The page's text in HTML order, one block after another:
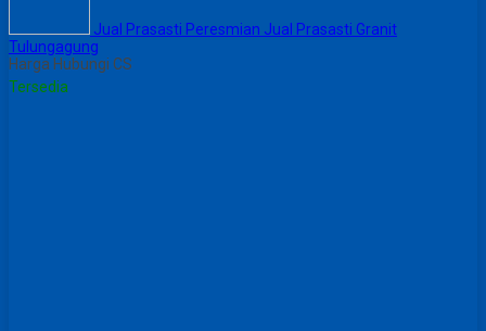
Jual Prasasti Peresmian Jual Prasasti Granit
Tulungagung
Harga Hubungi CS
Tersedia